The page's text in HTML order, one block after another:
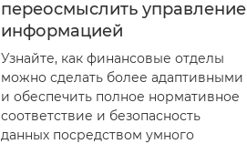
переосмыслить управление
информацией
Узнайте, как финансовые отделы
можно сделать более адаптивными
и обеспечить полное нормативное
соответствие и безопасность
данных посредством умного